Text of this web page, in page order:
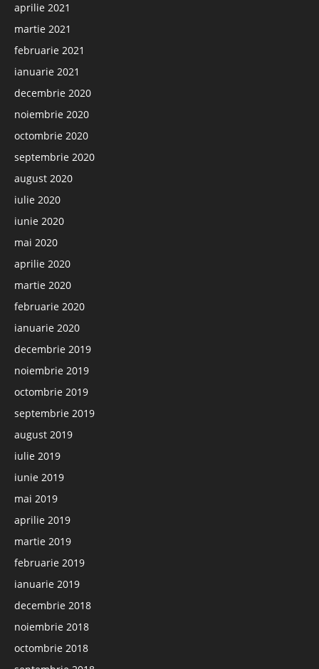
aprilie 2021
martie 2021
februarie 2021
ianuarie 2021
decembrie 2020
noiembrie 2020
octombrie 2020
septembrie 2020
august 2020
iulie 2020
iunie 2020
mai 2020
aprilie 2020
martie 2020
februarie 2020
ianuarie 2020
decembrie 2019
noiembrie 2019
octombrie 2019
septembrie 2019
august 2019
iulie 2019
iunie 2019
mai 2019
aprilie 2019
martie 2019
februarie 2019
ianuarie 2019
decembrie 2018
noiembrie 2018
octombrie 2018